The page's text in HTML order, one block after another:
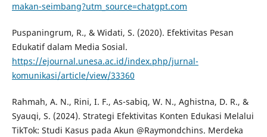
makan-seimbang?utm_source=chatgpt.com
Puspaningrum, R., & Widati, S. (2020). Efektivitas Pesan
Edukatif dalam Media Sosial.
https://ejournal.unesa.ac.id/index.php/jurnal-
komunikasi/article/view/33360
Rahmah, A. N., Rini, I. F., As-sabiq, W. N., Aghistna, D. R., &
Syauqi, S. (2024). Strategi Efektivitas Konten Edukasi Melalui
TikTok: Studi Kasus pada Akun @Raymondchins. Merdeka